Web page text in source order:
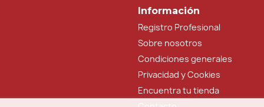
Información
Registro Profesional
Sobre nosotros
Condiciones generales
Privacidad y Cookies
Encuentra tu tienda